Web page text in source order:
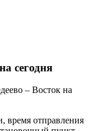
сегодня
– Восток на
время отправления